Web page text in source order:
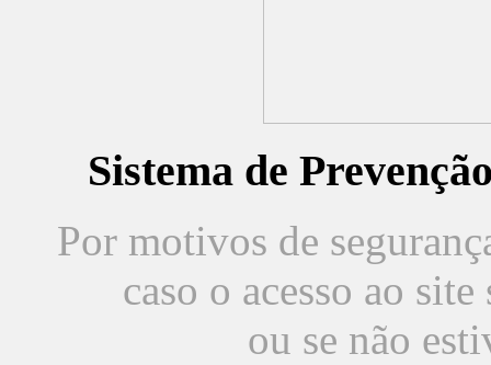
Sistema de
Por motivos de
caso o acesso ao
ou se não